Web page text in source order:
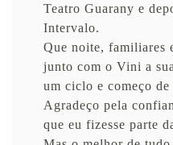
Teatro Guarany e
Intervalo.
Que noite, familiares
junto com o Vini a
um ciclo e começo de
Agradeço pela
que eu fizesse parte